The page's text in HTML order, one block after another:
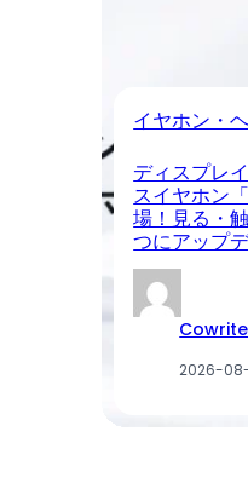
イヤホン・
ディスプレ
スイヤホン
場！見る・
つにアップ
2026-